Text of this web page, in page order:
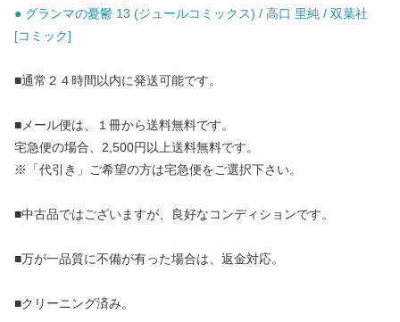
● グランマの憂鬱 13 (ジュールコミックス) / 高口 里純 / 双葉社
[コミック]
■通常２４時間以内に発送可能です。
■メール便は、１冊から送料無料です。
宅急便の場合、2,500円以上送料無料です。
※「代引き」ご希望の方は宅急便をご選択下さい。
■中古品ではございますが、良好なコンディションです。
■万が一品質に不備が有った場合は、返金対応。
■クリーニング済み。